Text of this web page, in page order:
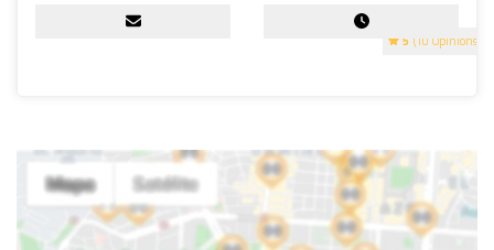
5 (10 Opinions)